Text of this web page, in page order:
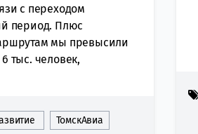
с переходом
период. Плюс
мы превысили
тыс. человек,
ТомскАвиа